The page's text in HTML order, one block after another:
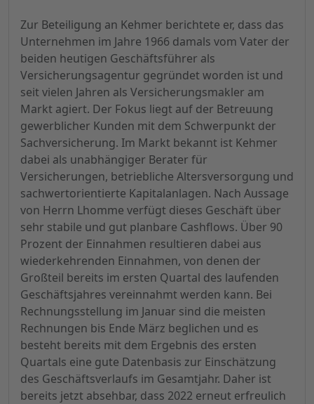
Zur Beteiligung an Kehmer berichtete er, dass das
Unternehmen im Jahre 1966 damals vom Vater der
beiden heutigen Geschäftsführer als
Versicherungsagentur gegründet worden ist und
seit vielen Jahren als Versicherungsmakler am
Markt agiert. Der Fokus liegt auf der Betreuung
gewerblicher Kunden mit dem Schwerpunkt der
Sachversicherung. Im Markt bekannt ist Kehmer
dabei als unabhängiger Berater für
Versicherungen, betriebliche Altersversorgung und
sachwertorientierte Kapitalanlagen. Nach Aussage
von Herrn Lhomme verfügt dieses Geschäft über
sehr stabile und gut planbare Cashflows. Über 90
Prozent der Einnahmen resultieren dabei aus
wiederkehrenden Einnahmen, von denen der
Großteil bereits im ersten Quartal des laufenden
Geschäftsjahres vereinnahmt werden kann. Bei
Rechnungsstellung im Januar sind die meisten
Rechnungen bis Ende März beglichen und es
besteht bereits mit dem Ergebnis des ersten
Quartals eine gute Datenbasis zur Einschätzung
des Geschäftsverlaufs im Gesamtjahr. Daher ist
bereits jetzt absehbar, dass 2022 erneut erfreulich